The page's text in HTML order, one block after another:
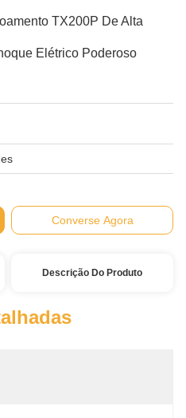
TX200P De Alta
Elétrico Poderoso
Converse Agora
Descrição Do Produto